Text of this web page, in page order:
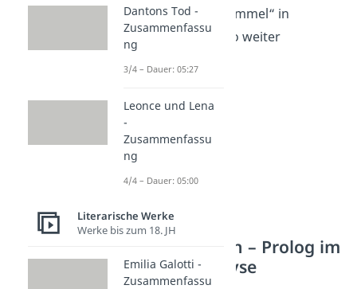
vom „Prolog im Himmel“ in
Goethes Faust also weiter
Interpretation – Prolog im
Himmel Analyse
Dantons Tod -
Zusammenfassu
ng
3/4 – Dauer: 05:27
Leonce und Lena
-
Zusammenfassu
ng
4/4 – Dauer: 05:00
Literarische Werke
Werke bis zum 18. JH
Emilia Galotti -
Zusammenfassu